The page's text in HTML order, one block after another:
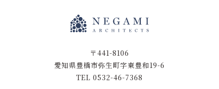
〒441-8106
愛知県豊橋市弥生町字東豊和19-6
TEL 0532-46-7368